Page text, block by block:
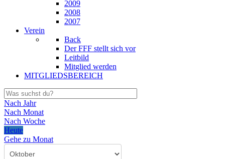
2009
2008
2007
Verein
Back
Der FFF stellt sich vor
Leitbild
Mitglied werden
MITGLIEDSBEREICH
Nach Jahr
Nach Monat
Nach Woche
Heute
Gehe zu Monat